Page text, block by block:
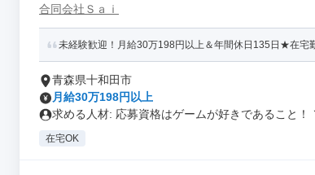
合同会社Ｓａｉ
未経験歓迎！月給30万198円以上＆年間休日135日★在宅
青森県十和田市
月給30万198円以上
求める人材: 応募資格はゲームが好きであること！
在宅OK